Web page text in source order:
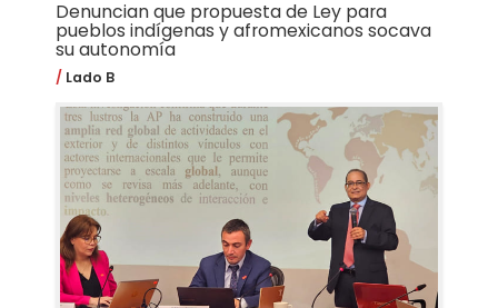
Denuncian que propuesta de Ley para
pueblos indígenas y afromexicanos socava
su autonomía
Lado B